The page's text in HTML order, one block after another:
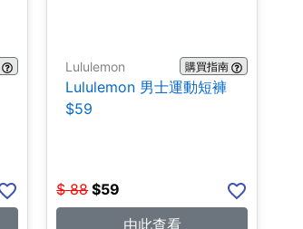
Lululemon 購買指南
Lululemon 男士運動短褲
$59
$ 88 $59
由此查看